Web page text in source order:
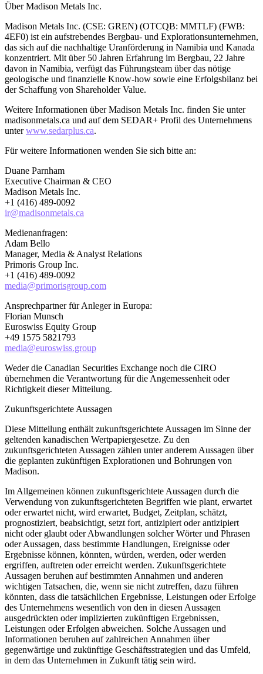
Über Madison Metals Inc.
Madison Metals Inc. (CSE: GREN) (OTCQB: MMTLF) (FWB:
4EF0) ist ein aufstrebendes Bergbau- und Explorationsunternehmen,
das sich auf die nachhaltige Uranförderung in Namibia und Kanada
konzentriert. Mit über 50 Jahren Erfahrung im Bergbau, 22 Jahre
davon in Namibia, verfügt das Führungsteam über das nötige
geologische und finanzielle Know-how sowie eine Erfolgsbilanz bei
der Schaffung von Shareholder Value.
Weitere Informationen über Madison Metals Inc. finden Sie unter
madisonmetals.ca und auf dem SEDAR+ Profil des Unternehmens
unterwww.sedarplus.ca.
Für weitere Informationen wenden Sie sich bitte an:
Duane Parnham
Executive Chairman & CEO
Madison Metals Inc.
+1 (416) 489-0092
ir@madisonmetals.ca
Medienanfragen:
Adam Bello
Manager, Media & Analyst Relations
Primoris Group Inc.
+1 (416) 489-0092
media@primorisgroup.com
Ansprechpartner für Anleger in Europa:
Florian Munsch
Euroswiss Equity Group
+49 1575 5821793
media@euroswiss.group
Weder die Canadian Securities Exchange noch die CIRO
übernehmen die Verantwortung für die Angemessenheit oder
Richtigkeit dieser Mitteilung.
Zukunftsgerichtete Aussagen
Diese Mitteilung enthält zukunftsgerichtete Aussagen im Sinne der
geltenden kanadischen Wertpapiergesetze. Zu den
zukunftsgerichteten Aussagen zählen unter anderem Aussagen über
die geplanten zukünftigen Explorationen und Bohrungen von
Madison.
Im Allgemeinen können zukunftsgerichtete Aussagen durch die
Verwendung von zukunftsgerichteten Begriffen wie plant, erwartet
oder erwartet nicht, wird erwartet, Budget, Zeitplan, schätzt,
prognostiziert, beabsichtigt, setzt fort, antizipiert oder antizipiert
nicht oder glaubt oder Abwandlungen solcher Wörter und Phrasen
oder Aussagen, dass bestimmte Handlungen, Ereignisse oder
Ergebnisse können, könnten, würden, werden, oder werden
ergriffen, auftreten oder erreicht werden. Zukunftsgerichtete
Aussagen beruhen auf bestimmten Annahmen und anderen
wichtigen Tatsachen, die, wenn sie nicht zutreffen, dazu führen
könnten, dass die tatsächlichen Ergebnisse, Leistungen oder Erfolge
des Unternehmens wesentlich von den in diesen Aussagen
ausgedrückten oder implizierten zukünftigen Ergebnissen,
Leistungen oder Erfolgen abweichen. Solche Aussagen und
Informationen beruhen auf zahlreichen Annahmen über
gegenwärtige und zukünftige Geschäftsstrategien und das Umfeld,
in dem das Unternehmen in Zukunft tätig sein wird.